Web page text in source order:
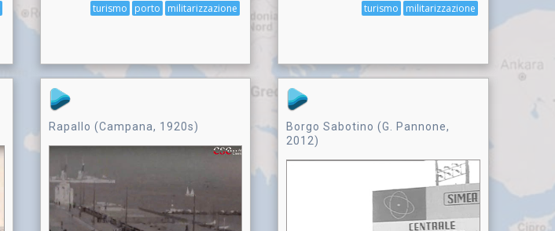
militarizzazione
porto
turismo militarizzazione
turismo
Rapallo (Campana, 1920s)
Borgo Sabotino (G. Pannone,
2012)